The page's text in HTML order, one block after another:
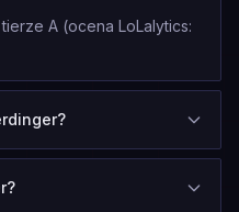
A (ocena LoLalytics: